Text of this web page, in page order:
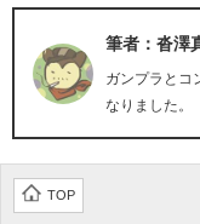
筆者：沓澤
ガンプラとコ
なりました。
TOP